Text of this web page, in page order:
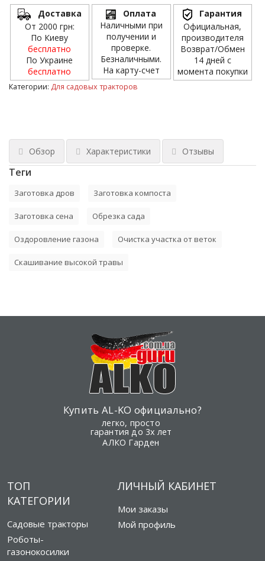
Доставка
От 2000 грн:
По Киеву
бесплатно
По Украине
бесплатно
Оплата
Наличными при
получении и
проверке.
Безналичными.
На карту-счет
Гарантия
Официальная,
производителя
Возврат/Обмен
14 дней с
момента покупки
Категории: Для садовых тракторов
Обзор Характеристики Отзывы
Теги
Заготовка дров Заготовка компоста
Заготовка сена Обрезка сада
Оздоровление газона Очистка участка от веток
Скашивание высокой травы
Купить AL-KO официально?
легко, просто
гарантия до 3х лет
АЛКО Гарден
ТОП
КАТЕГОРИИ
Садовые тракторы
Роботы-
газонокосилки
ЛИЧНЫЙ КАБИНЕТ
Мои заказы
Мой профиль